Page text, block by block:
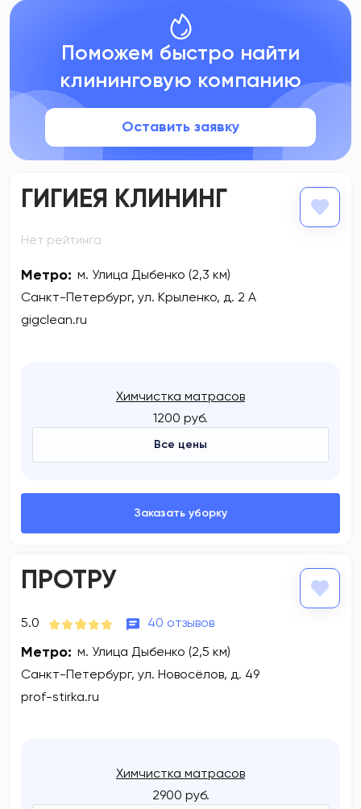
Поможем быстро найти
клининговую компанию
Оставить заявку
ГИГИЕЯ КЛИНИНГ
Нет рейтинга
Метро: м. Улица Дыбенко (2,3 км)
Санкт-Петербург, ул. Крыленко, д. 2 А
gigclean.ru
Химчистка матрасов
1200 руб.
Все цены
ПРОТРУ
5.0 40 отзывов
Метро: м. Улица Дыбенко (2,5 км)
Санкт-Петербург, ул. Новосёлов, д. 49
prof-stirka.ru
Химчистка матрасов
2900 руб.